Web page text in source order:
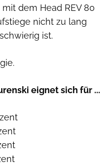
dem Head REV 80
nicht zu lang
ist.
eignet sich für ...